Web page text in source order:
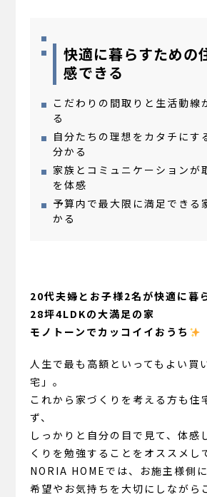
快適に暮らすための
感できる
こだわりの間取りと生活動線
る
自分たちの理想をカタチにす
分かる
家族とコミュニケーションが
を体感
予算内で最大限に満足できる
かる
20代夫婦とお子様2名が快適に暮
28坪4LDKの大満足の家
モノトーンでカッコイイおうち
人生で最も高額といってもよい買
宅」。
これから家づくりを考える方も住
ず、
しっかりと自分の目で見て、体感
くりを勉強することをオススメし
NORIA HOMEでは、お施主様側に
希望やお気持ちを大切にしながら